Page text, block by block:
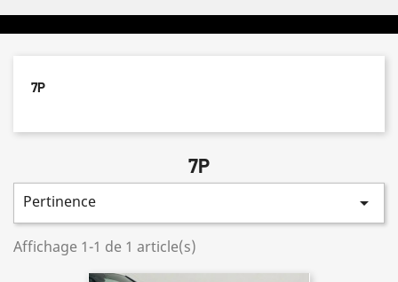
7P
7P
Pertinence 
Affichage 1-1 de 1 article(s)